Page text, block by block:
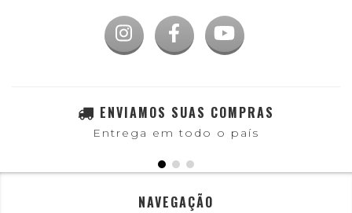
ENVIAMOS SUAS COMPRAS
Entrega em todo o país
NAVEGAÇÃO